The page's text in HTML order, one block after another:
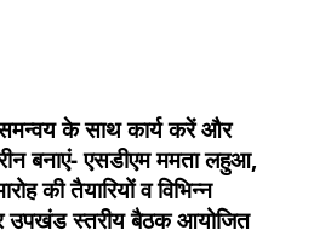
के साथ कार्य करें और
बनाएं- एसडीएम ममता लहुआ,
की तैयारियों व विभिन्न
उपखंड स्तरीय बैठक आयोजित